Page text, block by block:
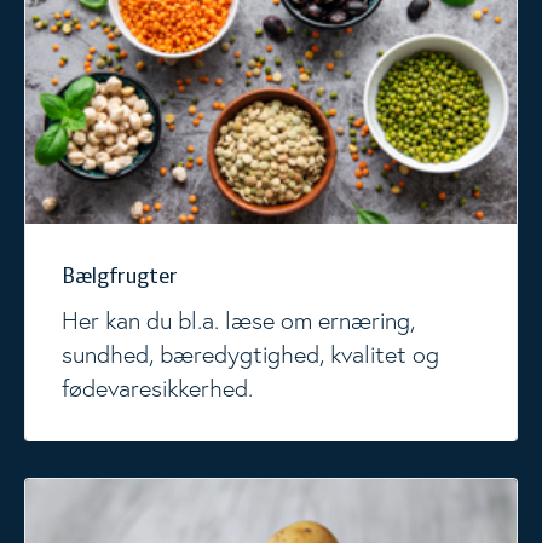
Bælgfrugter
Her kan du bl.a. læse om ernæring,
sundhed, bæredygtighed, kvalitet og
fødevaresikkerhed.